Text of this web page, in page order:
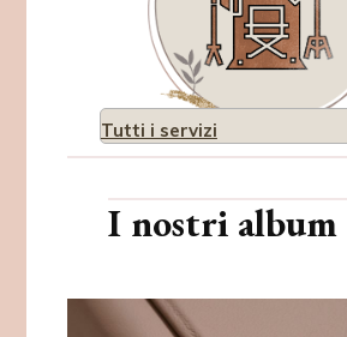
Tutti i servizi
I nostri album